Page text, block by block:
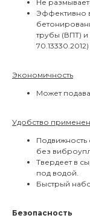
Не
Эффективно
трубы (ВПТ) и
70.13330.2012)
Экономичность
Может
Удобство
Подвижность
без
Твердеет в
под водой.
Быстрый
Безопасность